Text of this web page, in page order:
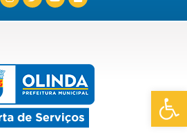
Barra de